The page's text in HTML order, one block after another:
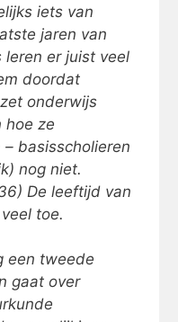
iets van
jaren van
er juist veel
doordat
onderwijs
hoe ze
basisscholieren
nog niet.
De leeftijd van
toe.
een tweede
gaat over